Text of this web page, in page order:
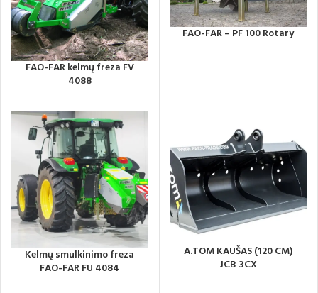
FAO-FAR kelmų freza FV
4088
FAO-FAR – PF 100 Rotary
Kelmų smulkinimo freza
FAO-FAR FU 4084
A.TOM KAUŠAS (120 CM)
JCB 3CX